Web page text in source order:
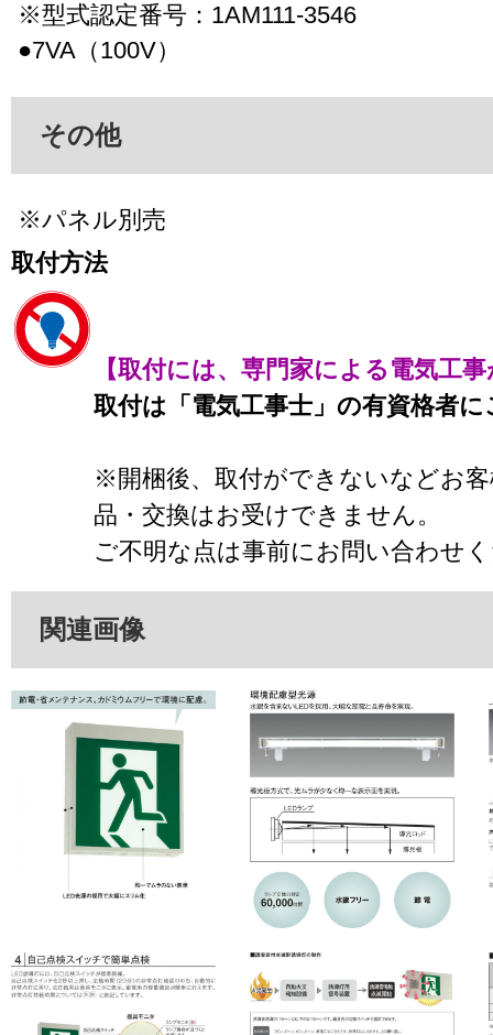
※型式認定番号：1AM111-3546
●7VA（100V）
その他
※パネル別売
取付方法
【取付には、専門家による電気工
取付は「電気工事士」の有資格者
※開梱後、取付ができないなどお
品・交換はお受けできません。
ご不明な点は事前にお問い合わせ
関連画像